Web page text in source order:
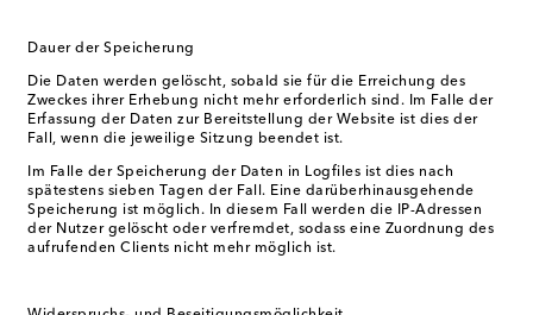
Dauer der Speicherung
Die Daten werden gelöscht, sobald sie für die Erreichung des
Zweckes ihrer Erhebung nicht mehr erforderlich sind. Im Falle der
Erfassung der Daten zur Bereitstellung der Website ist dies der
Fall, wenn die jeweilige Sitzung beendet ist.
Im Falle der Speicherung der Daten in Logfiles ist dies nach
spätestens sieben Tagen der Fall. Eine darüberhinausgehende
Speicherung ist möglich. In diesem Fall werden die IP-Adressen
der Nutzer gelöscht oder verfremdet, sodass eine Zuordnung des
aufrufenden Clients nicht mehr möglich ist.